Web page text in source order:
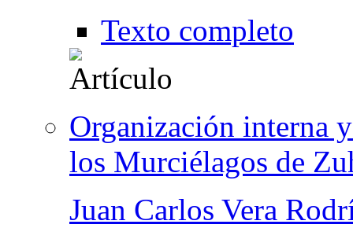
Texto completo
Organización interna
los Murciélagos de
Juan Carlos Vera